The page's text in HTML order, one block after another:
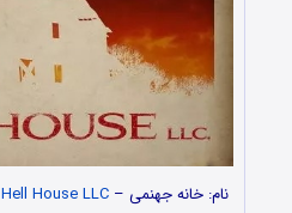
نام: خانه جهنمی –Hell House LLC